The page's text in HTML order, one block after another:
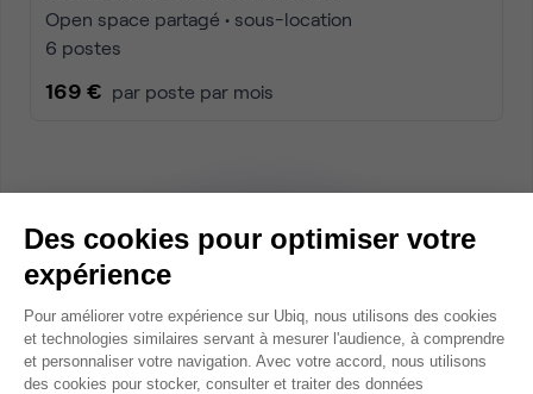
Open space partagé • sous-location
6 postes
169 € par poste par mois
sur 5
une sélection
personnalisée
Des cookies pour optimiser votre
expérience
Plateforme de Gestion du
Pour améliorer votre expérience sur Ubiq, nous utilisons des cookies
et technologies similaires servant à mesurer l'audience, à comprendre
et personnaliser votre navigation. Avec votre accord, nous utilisons
des cookies pour stocker, consulter et traiter des données